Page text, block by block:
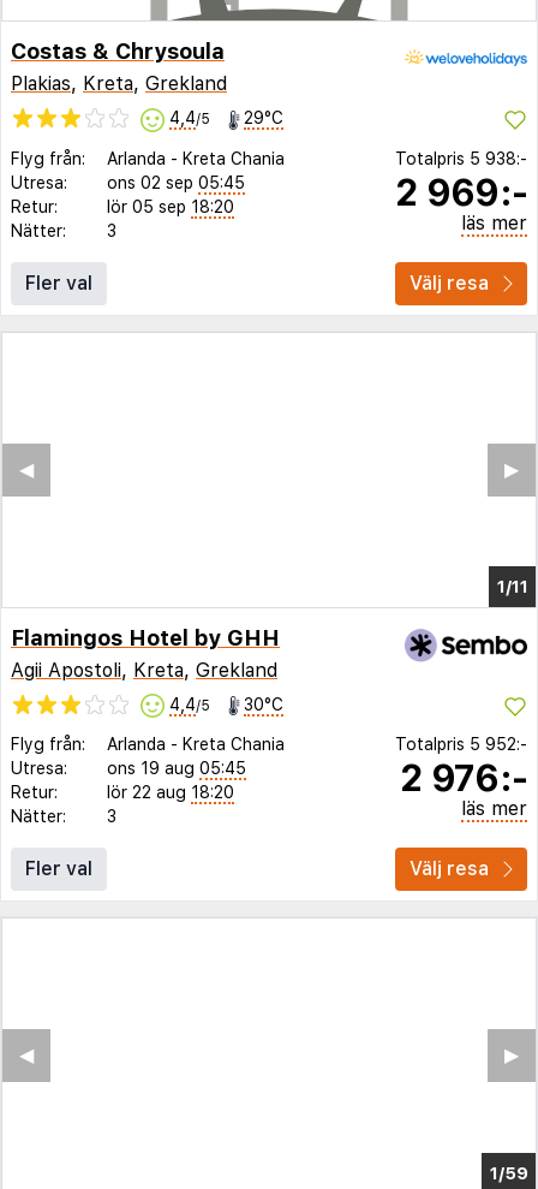
Costas & Chrysoula
Plakias, Kreta, Grekland
4,4/5 29°C
Flyg från: Arlanda - Kreta Chania
Utresa:
ons 02 sep 05:45
Retur:
lör 05 sep 18:20
Nätter:
3
Totalpris 5 938:-
2 969:-
läs mer
Fler val Välj resa
1/5
▶︎
◀︎
Flamingos Hotel by GHH
Agii Apostoli, Kreta, Grekland
4,4/5 30°C
Flyg från: Arlanda - Kreta Chania
Utresa:
ons 19 aug 05:45
Retur:
lör 22 aug 18:20
Nätter:
3
Totalpris 5 952:-
2 976:-
läs mer
Fler val Välj resa
1/52
▶︎
◀︎